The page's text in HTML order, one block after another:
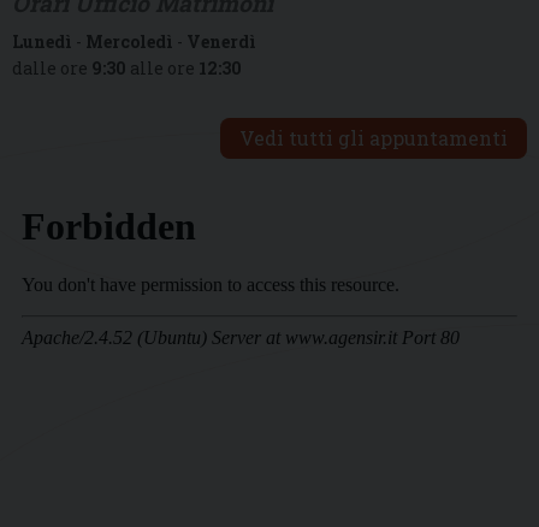
Lunedì - Mercoledì - Venerdì
dalle ore 9:30 alle ore 12:30
Vedi tutti gli appuntamenti